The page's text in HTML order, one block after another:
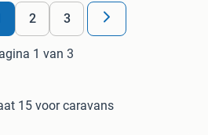
2 3
1 van 3
15 voor caravans